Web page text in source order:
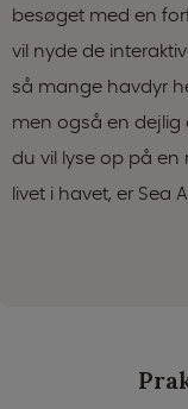
besøget med en
vil nyde de
så mange havdyr
men også en dejlig
du vil lyse op på en
livet i havet, er Sea